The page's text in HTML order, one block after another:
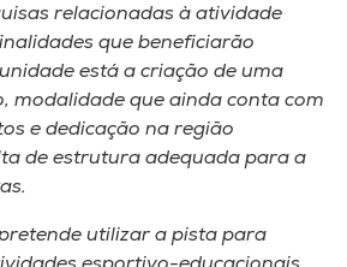
relacionadas à atividade
que beneficiarão
está a criação de uma
modalidade que ainda conta com
e dedicação na região
de estrutura adequada para a
utilizar a pista para